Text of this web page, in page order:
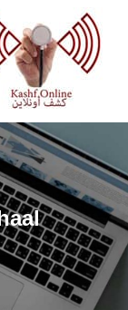
Skip
content